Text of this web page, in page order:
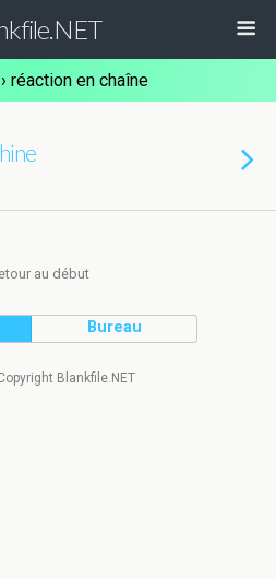
réaction en chaîne
au début
Bureau
Blankfile.NET